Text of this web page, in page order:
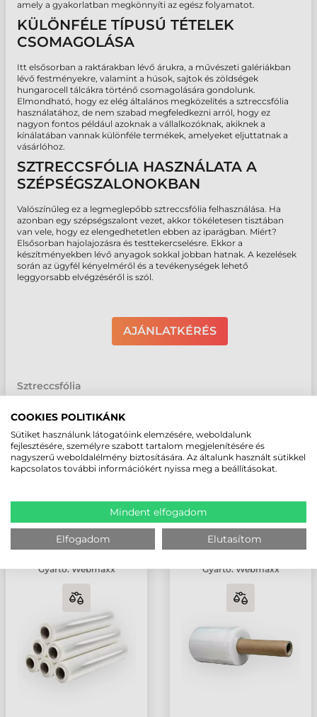
amely a gyakorlatban megkönnyíti az egész folyamatot.
KÜLÖNFÉLE TÍPUSÚ TÉTELEK
CSOMAGOLÁSA
Itt elsősorban a raktárakban lévő árukra, a művészeti galériákban
lévő festményekre, valamint a húsok, sajtok és zöldségek
hungarocell tálcákra történő csomagolására gondolunk.
Elmondható, hogy ez elég általános megközelítés a sztreccsfólia
használatához, de nem szabad megfeledkezni arról, hogy ez
nagyon fontos például azoknak a vállalkozóknak, akiknek a
kínálatában vannak különféle termékek, amelyeket eljuttatnak a
vásárlóhoz.
SZTRECCSFÓLIA HASZNÁLATA A
SZÉPSÉGSZALONOKBAN
Valószínűleg ez a legmeglepőbb sztreccsfólia felhasználása. Ha
azonban egy szépségszalont vezet, akkor tökéletesen tisztában
van vele, hogy ez elengedhetetlen ebben az iparágban. Miért?
Elsősorban hajolajozásra és testtekercselésre. Ekkor a
készítményekben lévő anyagok sokkal jobban hatnak. A kezelések
során az ügyfél kényelméről és a tevékenységek lehető
leggyorsabb elvégzéséről is szól.
AJÁNLATKÉRÉS
Sztreccsfólia
Megosztom
KAPCSOLÓDÓ TERMÉKEK:
KÉZI STRECH FÓLIA
(SZTRECCSFÓLIA),
Gyártó:Webmaxx
KÉZI, NYELES STRECH
FÓLIA
TRANSZPARENS, 100
MM / 23 Μ / 140 M
Gyártó:Webmaxx
COOKIES POLITIKÁNK
Sütiket használunk látogatóink elemzésére, weboldalunk
fejlesztésére, személyre szabott tartalom megjelenítésére és
nagyszerű weboldalélmény biztosítására. Az általunk használt sütikkel
kapcsolatos további információkért nyissa meg a beállításokat.
Mindent elfogadom
Elfogadom Elutasítom